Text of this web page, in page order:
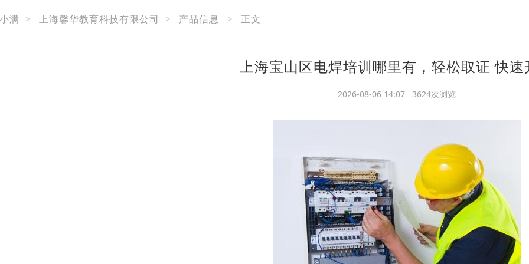
满 > 上海馨华教育科技有限公司 > 产品信息 > 正文
上海宝山区电焊培训哪里有，轻松取证 快速
2026-08-06 14:07 3624次浏览